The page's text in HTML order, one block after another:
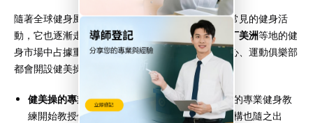
隨著全球健身風潮的興起，健美操不僅在美國成為常見的健身活
動，它也逐漸走向全球，特別是在
歐洲、亞洲和拉丁美洲等地的健
身市場中占據重要地位。許多國家和地區的健身中心、運動俱樂部
都會開設健美操課程，並且成為日常健身的一部分。
健美操的專業化：隨著健美操的普及，越來越多的專業健身教
練開始教授健美操，並且一些專業競賽和認證機構也隨之出